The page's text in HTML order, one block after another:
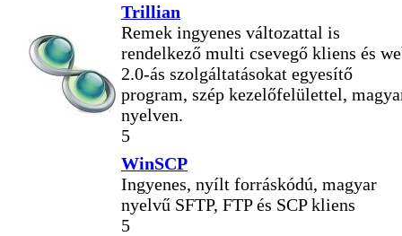
Trillian
Remek ingyenes változattal is
rendelkező multi csevegő kliens és
2.0-ás szolgáltatásokat egyesítő
program, szép kezelőfelülettel,
nyelven.
5
WinSCP
Ingyenes, nyílt forráskódú, magyar
nyelvű SFTP, FTP és SCP kliens
5